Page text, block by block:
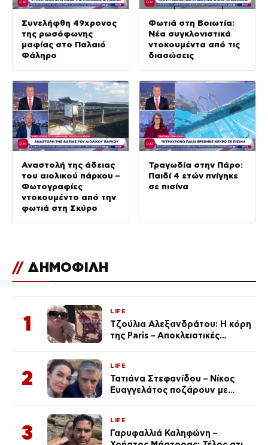
Συνελήφθη 49χρονος
της ρωσόφωνης
μαφίας στο Παλαιό
Φάληρο
Φωτιά στη Βοιωτία:
Νέα συγκλονιστικά
ντοκουμέντα από τις
διασώσεις
Αναστολή της άδειας
του αιολικού πάρκου –
Φωτογραφίες
ντοκουμέντο από την
φωτιά στη Σκύρο
Τραγωδία στην Πάρο:
Παιδί 4 ετών πνίγηκε
σε πισίνα
// ΔΗΜΟΦΙΛΗ
1
LIFE
Τζούλια Αλεξανδράτου: Η κόρη
της Paris – Αποκλειστικές
2
LIFE
Τατιάνα Στεφανίδου – Νίκος
Ευαγγελάτος ποζάρουν με
3
LIFE
Γαρυφαλλιά Καληφώνη –